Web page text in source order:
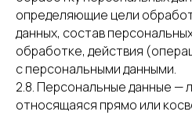
определяющие цели
данных, состав
обработке, действия
с персональными данными.
2.8. Персональные данные —
относящаяся прямо или